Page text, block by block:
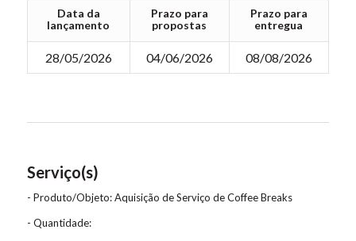
Data da
lançamento
Prazo para
propostas
Prazo para
entregua
28/05/2026 04/06/2026 08/08/2026
Serviço(s)
- Produto/Objeto: Aquisição de Serviço de Coffee Breaks
- Quantidade: